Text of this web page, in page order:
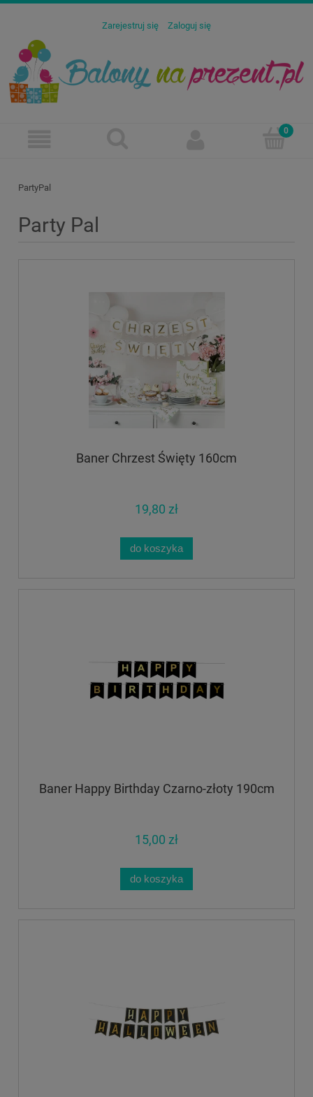
Zarejestruj się Zaloguj się
PartyPal
Party Pal
Baner Chrzest Święty 160cm
19,80 zł
do koszyka
Baner Happy Birthday Czarno-złoty 190cm
15,00 zł
do koszyka